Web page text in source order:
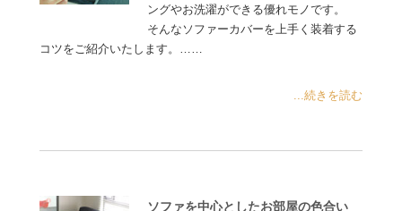
ングやお洗濯ができる優れモノです。
そんなソファーカバーを上手く装着する
コツをご紹介いたします。……
...続きを読む
ソファを中心としたお部屋の色合い